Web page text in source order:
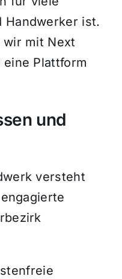
Handwerker ist.
wir mit Next
eine Plattform
und
versteht